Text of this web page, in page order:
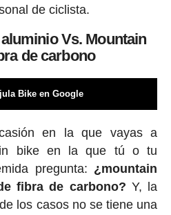
de ciclista.
Vs. Mountain
de carbono
Bike en Google
en la que vayas a
bike en la que tú o tu
pregunta: ¿mountain
fibra de carbono? Y, la
los casos no se tiene una